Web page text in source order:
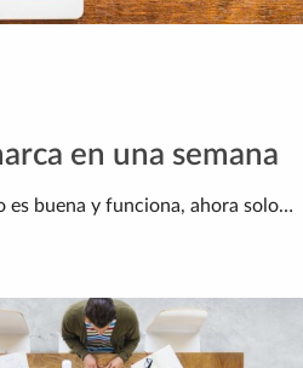
en una semana
es buena y funciona, ahora solo…